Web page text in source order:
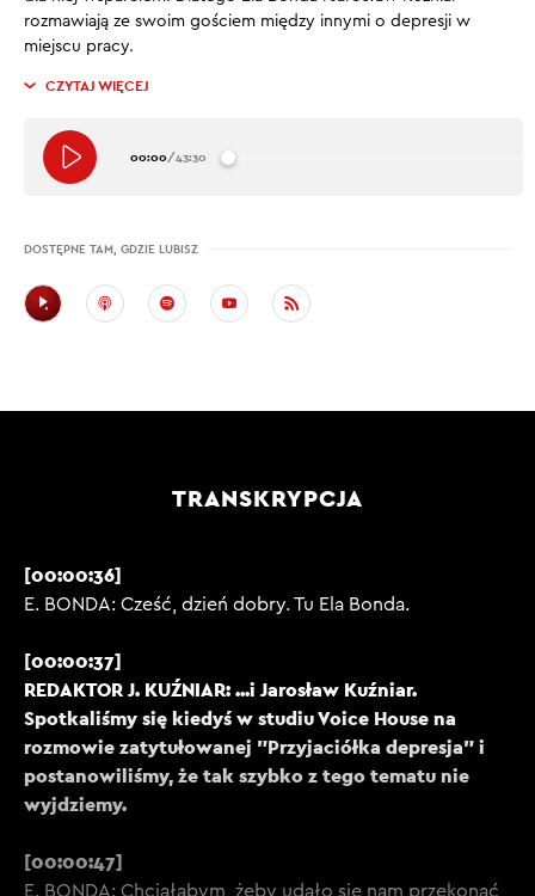
rozmawiają ze swoim gościem między innymi o depresji w
miejscu pracy.
CZYTAJ WIĘCEJ
00:00/43:30
DOSTĘPNE TAM, GDZIE LUBISZ
TRANSKRYPCJA
[00:00:36]
E. BONDA: Cześć, dzień dobry. Tu Ela Bonda.
[00:00:37]
REDAKTOR J. KUŹNIAR: ...i Jarosław Kuźniar.
Spotkaliśmy się kiedyś w studiu Voice House na
rozmowie zatytułowanej "Przyjaciółka depresja" i
postanowiliśmy, że tak szybko z tego tematu nie
wyjdziemy.
[00:00:47]
E. BONDA: Chciałabym, żeby udało się nam przekonać